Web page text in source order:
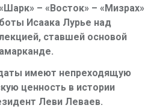
– «Восток» – «Мизрах»
Исаака Лурье над
ставшей основой
имеют непреходящую
ценность в истории
Леви Леваев.